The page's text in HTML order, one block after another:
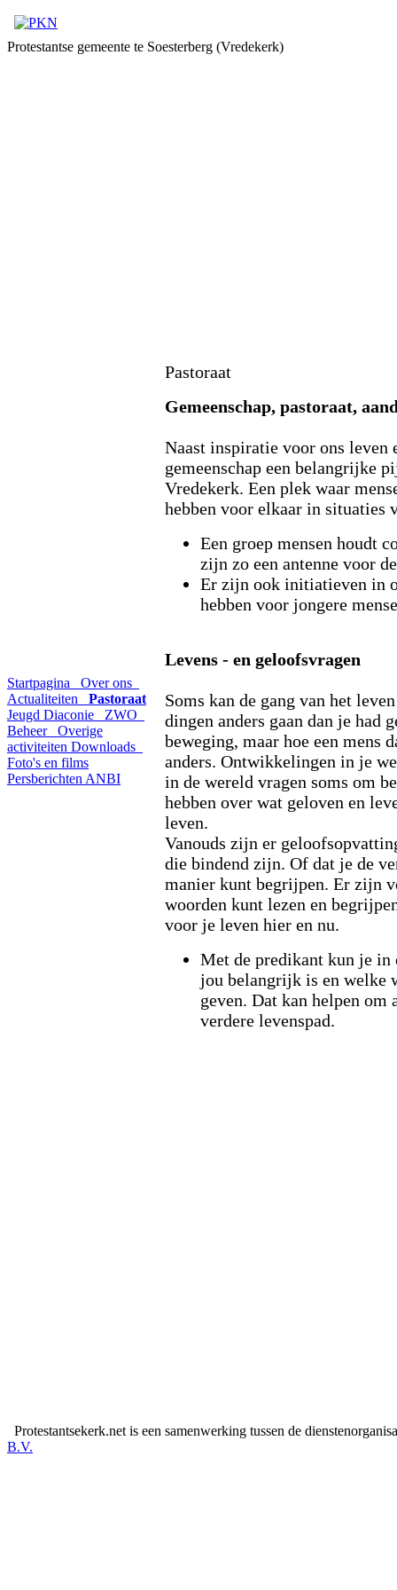
Protestantse gemeente te Soesterberg (Vredekerk)
Startpagina
Over ons
Actualiteiten
Pastoraat
Jeugd Diaconie
ZWO
Beheer
Overige
activiteiten Downloads
Foto's en films
Persberichten ANBI
Pastoraat
Gemeenschap, pastoraat,
Naast inspiratie voor ons leven
gemeenschap een belangrijke
Vredekerk. Een plek waar
hebben voor elkaar in situaties
Een groep mensen houdt
zijn zo een antenne voor
Er zijn ook initiatieven in
hebben voor jongere
Levens - en geloofsvragen
Soms kan de gang van het
dingen anders gaan dan je had
beweging, maar hoe een mens
anders. Ontwikkelingen in je
in de wereld vragen soms om
hebben over wat geloven en
leven.
Vanouds zijn er
die bindend zijn. Of dat je de
manier kunt begrijpen. Er zijn
woorden kunt lezen en
voor je leven hier en nu.
Met de predikant kun je in
jou belangrijk is en welke
geven. Dat kan helpen om
verdere levenspad.
Protestantsekerk.net is een samenwerking tussen de
B.V.